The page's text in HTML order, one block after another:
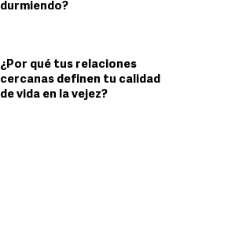
durmiendo?
¿Por qué tus relaciones
cercanas definen tu calidad
de vida en la vejez?